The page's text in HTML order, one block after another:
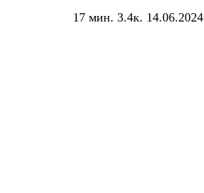
17 мин. 3.4к. 14.06.2024